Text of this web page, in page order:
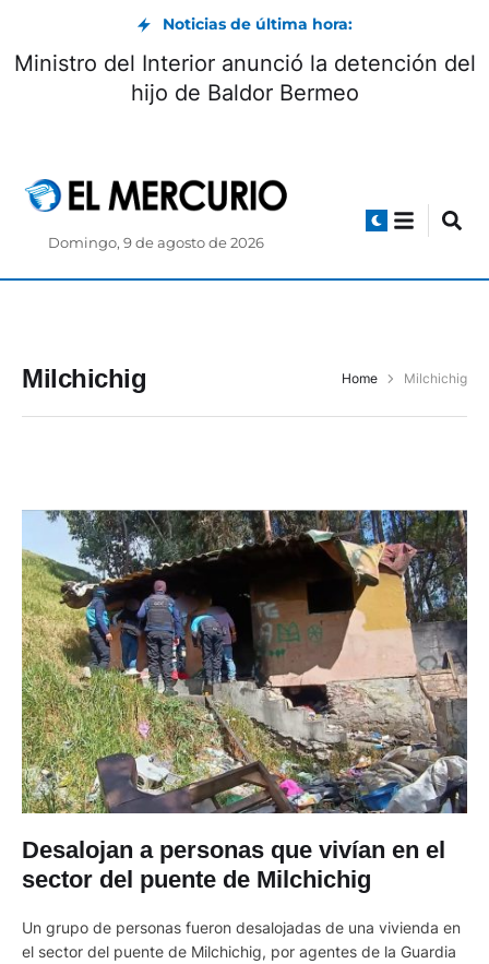
Noticias de última hora:
Ministro del Interior anunció la detención del
hijo de Baldor Bermeo
Domingo, 9 de agosto de 2026
Milchichig Home Milchichig
Desalojan a personas que vivían en el
sector del puente de Milchichig
Un grupo de personas fueron desalojadas de una vivienda en
el sector del puente de Milchichig, por agentes de la Guardia